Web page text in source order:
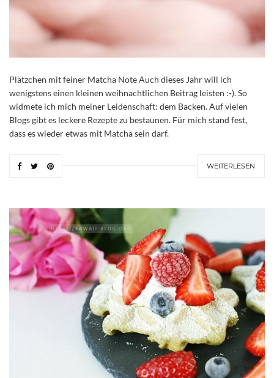
Plätzchen mit feiner Matcha Note Auch dieses Jahr will ich
wenigstens einen kleinen weihnachtlichen Beitrag leisten :-). So
widmete ich mich meiner Leidenschaft: dem Backen. Auf vielen
Blogs gibt es leckere Rezepte zu bestaunen. Für mich stand fest,
dass es wieder etwas mit Matcha sein darf.
WEITERLESEN